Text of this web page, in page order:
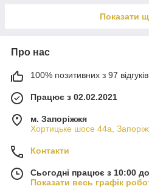
Показати
Про нас
100% позитивних з 97 відгуків
Працює з 02.02.2021
м. Запоріжжя
Хортицьке шосе 44а,
Контакти
Сьогодні працює з 10:00
Показати весь графік